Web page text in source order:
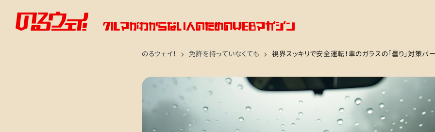
のるウェイ！ 免許を持っていなくても 視界スッキリで安全運転！車のガラスの「曇り」対策パー